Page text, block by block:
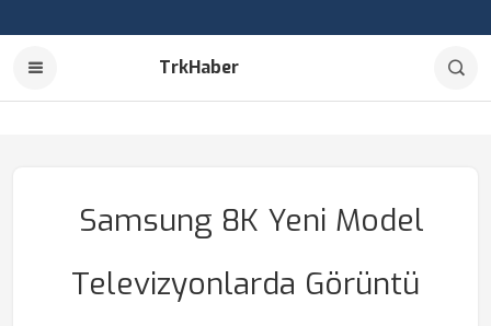
TrkHaber
Samsung 8K Yeni Model
Televizyonlarda Görüntü